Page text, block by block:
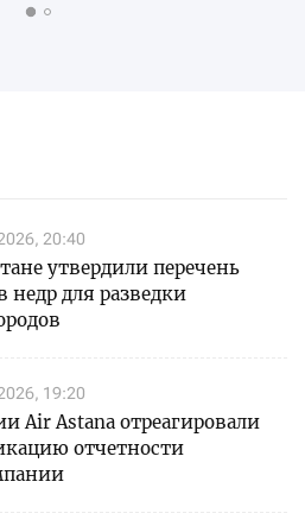
20:40
утвердили перечень
недр для разведки
19:20
Air Astana отреагировали
отчетности